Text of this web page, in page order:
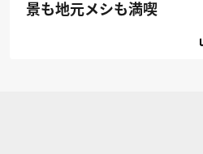
景も地元メシも満喫